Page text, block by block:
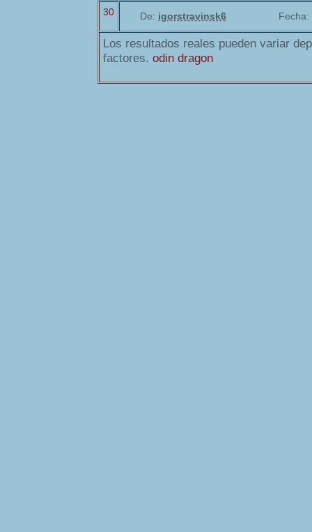
30 De: igorstravinsk6 Fecha:
Los resultados reales pueden variar
factores. odin dragon